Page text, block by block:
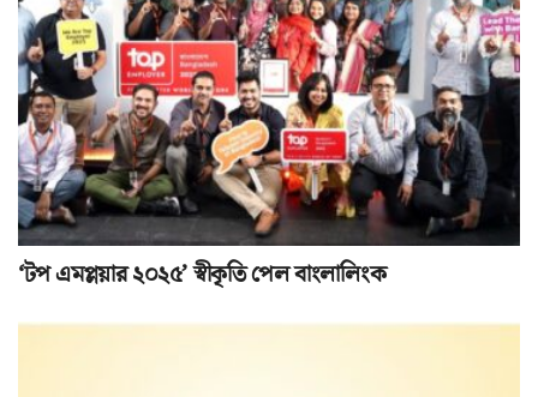
‘টপ এমপ্লয়ার ২০২৫’ স্বীকৃতি পেল বাংলালিংক